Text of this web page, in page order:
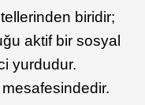
biridir;
aktif bir sosyal
yurdudur.